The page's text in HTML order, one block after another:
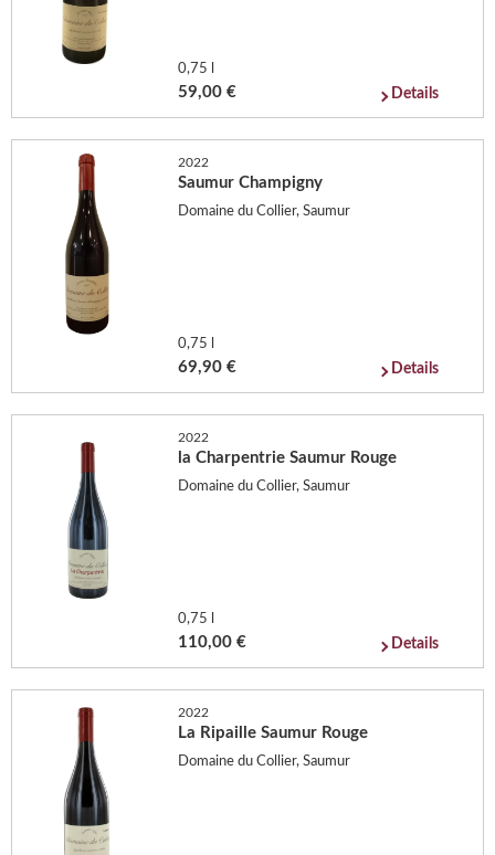
0,75 l
59,00 € Details
2022
Saumur Champigny
Domaine du Collier, Saumur
0,75 l
69,90 € Details
2022
la Charpentrie Saumur Rouge
Domaine du Collier, Saumur
0,75 l
110,00 € Details
2022
La Ripaille Saumur Rouge
Domaine du Collier, Saumur